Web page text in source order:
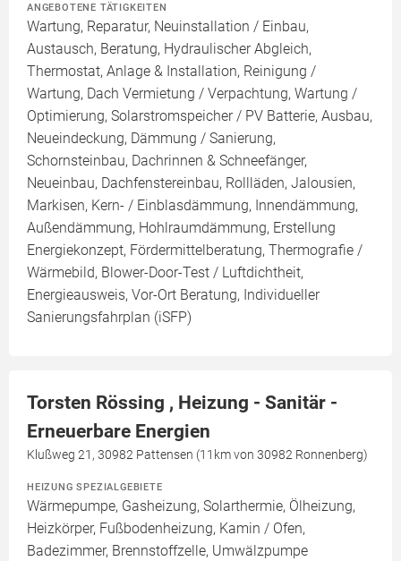
ANGEBOTENE TÄTIGKEITEN
Wartung, Reparatur, Neuinstallation / Einbau,
Austausch, Beratung, Hydraulischer Abgleich,
Thermostat, Anlage & Installation, Reinigung /
Wartung, Dach Vermietung / Verpachtung, Wartung /
Optimierung, Solarstromspeicher / PV Batterie, Ausbau,
Neueindeckung, Dämmung / Sanierung,
Schornsteinbau, Dachrinnen & Schneefänger,
Neueinbau, Dachfenstereinbau, Rollläden, Jalousien,
Markisen, Kern- / Einblasdämmung, Innendämmung,
Außendämmung, Hohlraumdämmung, Erstellung
Energiekonzept, Fördermittelberatung, Thermografie /
Wärmebild, Blower-Door-Test / Luftdichtheit,
Energieausweis, Vor-Ort Beratung, Individueller
Sanierungsfahrplan (iSFP)
Torsten Rössing , Heizung - Sanitär -
Erneuerbare Energien
Klußweg 21, 30982 Pattensen (11km von 30982 Ronnenberg)
HEIZUNG SPEZIALGEBIETE
Wärmepumpe, Gasheizung, Solarthermie, Ölheizung,
Heizkörper, Fußbodenheizung, Kamin / Ofen,
Badezimmer, Brennstoffzelle, Umwälzpumpe